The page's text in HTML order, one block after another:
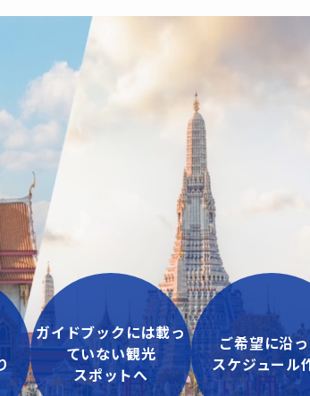
ガイドブックには載っ
ていない観光
スポットへ
ご希望に沿
スケジュール